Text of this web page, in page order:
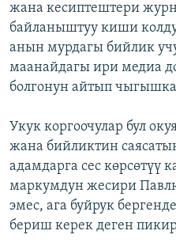
жана кесиптештери
байланыштуу киши
анын мурдагы бийлик
маанайдагы ири медиа
болгонун айтып
Укук коргоочулар бул
жана бийликтин
адамдарга сес көрсөтүү
маркумдун жесири
эмес, ага буйрук
бериш керек деген